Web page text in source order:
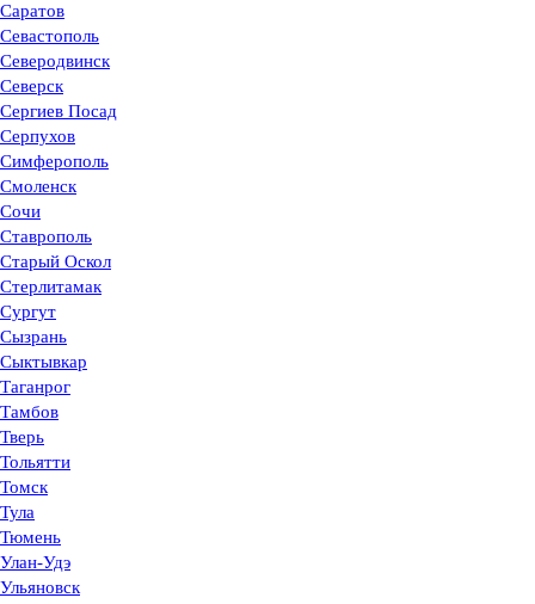
Саратов
Севастополь
Северодвинск
Северск
Сергиев Посад
Серпухов
Симферополь
Смоленск
Сочи
Ставрополь
Старый Оскол
Стерлитамак
Сургут
Сызрань
Сыктывкар
Таганрог
Тамбов
Тверь
Тольятти
Томск
Тула
Тюмень
Улан-Удэ
Ульяновск